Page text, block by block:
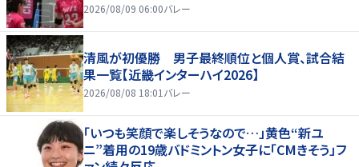
2026/08/09 06:00バレー
清風が初優勝 男子最終順位と個人賞、試合結
果一覧【近畿インターハイ2026】
2026/08/08 18:01 バレー
「いつも笑顔で楽しそうなので…」黄色“新ユ
ニ”着用の19歳バドミントン女子に「CMきそう」フ